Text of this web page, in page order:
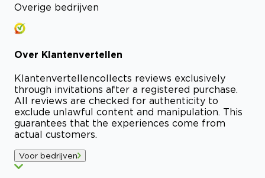
Overige bedrijven
Over Klantenvertellen
Klantenvertellencollects reviews exclusively
through invitations after a registered purchase.
All reviews are checked for authenticity to
exclude unlawful content and manipulation. This
guarantees that the experiences come from
actual customers.
Voor bedrijven